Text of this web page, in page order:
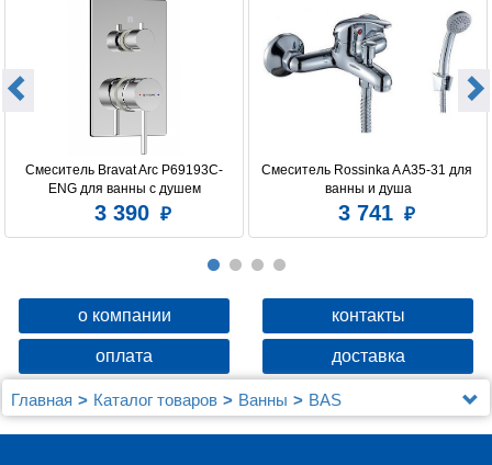
Смеситель Bravat Arc P69193C-
ENG для ванны с душем
3 390
Смеситель Rossinka A A35-31 для
ванны и душа
3 741
о компании контакты
оплата доставка
Главная Каталог товаров Ванны
BAS
Боковая стенка Bas Кэмерон, Ибица, Лима,